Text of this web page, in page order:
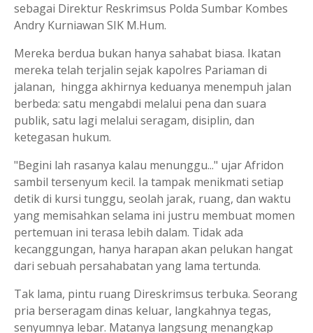
sebagai Direktur Reskrimsus Polda Sumbar Kombes
Andry Kurniawan SIK M.Hum.
Mereka berdua bukan hanya sahabat biasa. Ikatan
mereka telah terjalin sejak kapolres Pariaman di
jalanan, hingga akhirnya keduanya menempuh jalan
berbeda: satu mengabdi melalui pena dan suara
publik, satu lagi melalui seragam, disiplin, dan
ketegasan hukum.
"Begini lah rasanya kalau menunggu..." ujar Afridon
sambil tersenyum kecil. Ia tampak menikmati setiap
detik di kursi tunggu, seolah jarak, ruang, dan waktu
yang memisahkan selama ini justru membuat momen
pertemuan ini terasa lebih dalam. Tidak ada
kecanggungan, hanya harapan akan pelukan hangat
dari sebuah persahabatan yang lama tertunda.
Tak lama, pintu ruang Direskrimsus terbuka. Seorang
pria berseragam dinas keluar, langkahnya tegas,
senyumnya lebar. Matanya langsung menangkap